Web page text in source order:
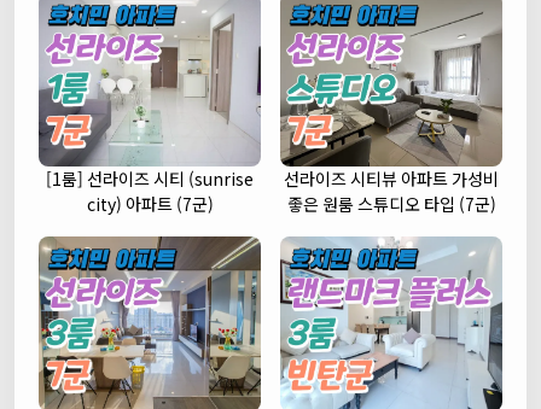
[1룸] 선라이즈 시티 (sunrise
city) 아파트 (7군)
선라이즈 시티뷰 아파트 가성비
좋은 원룸 스튜디오 타입 (7군)